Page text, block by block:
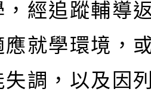
，經追蹤輔導
應就學環境，
失調，以及因